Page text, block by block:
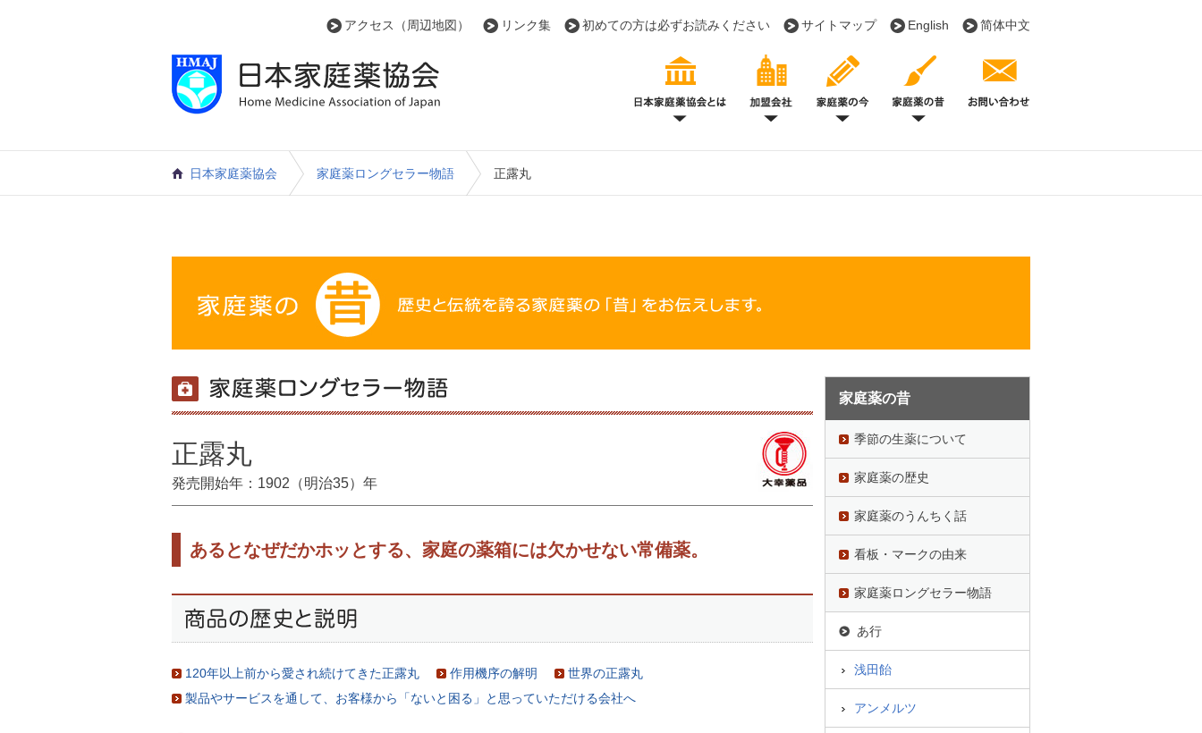
简体中文
English
サイトマップ
初めての方は必ずお読みください
リンク集
アクセス（周辺地図）
季節の生薬について
家庭薬の歴史
家庭薬のうんちく話
看板・マークの由来
家庭薬ロングセラー物語
家庭薬の豆知識
工場見学を楽しむ！
家庭薬の多言語商品情報
加盟会社一覧
家庭薬History
日本家庭薬協会とは
日本家庭薬協会組織図
日本家庭薬協会
家庭薬ロングセラー物語 正露丸
正露丸
発売開始年：1902（明治35）年
あるとなぜだかホッとする、家庭の薬箱には欠かせない常備薬。
120年以上前から愛され続けてきた正露丸 作用機序の解明
世界の正露丸
製品やサービスを通して、お客様から「ないと困る」と思っていただける会社へ
家庭薬の昔
季節の生薬について
家庭薬の歴史
家庭薬のうんちく話
看板・マークの由来
家庭薬ロングセラー物語
あ行
浅田飴
アンメルツ